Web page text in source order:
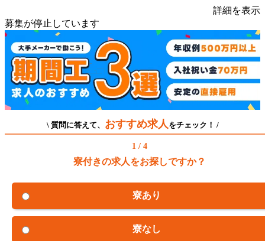
詳細を表示
募集が停止しています
\ 質問に答えて、 おすすめ求人 をチェック！ /
1 / 4
寮付きの求人をお探しですか？
寮あり
寮なし